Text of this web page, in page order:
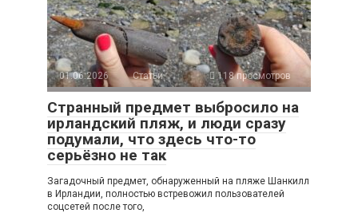
01.06.2026 Статьи 118 просмотров
Странный предмет выбросило на
ирландский пляж, и люди сразу
подумали, что здесь что-то
серьёзно не так
Загадочный предмет, обнаруженный на пляже Шанкилл
в Ирландии, полностью встревожил пользователей
соцсетей после того,